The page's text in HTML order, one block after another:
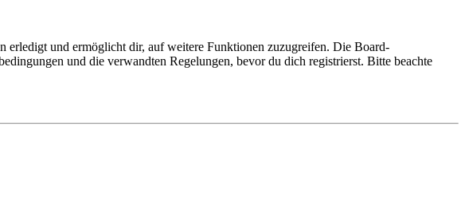
erledigt und ermöglicht dir, auf weitere Funktionen zuzugreifen. Die Board-
und die verwandten Regelungen, bevor du dich registrierst. Bitte beachte